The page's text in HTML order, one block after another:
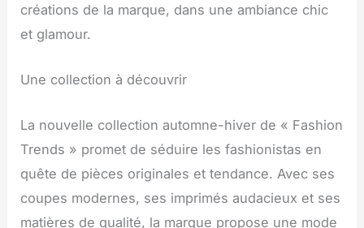
créations de la marque, dans une ambiance chic
et glamour.
Une collection à découvrir
La nouvelle collection automne-hiver de « Fashion
Trends » promet de séduire les fashionistas en
quête de pièces originales et tendance. Avec ses
coupes modernes, ses imprimés audacieux et ses
matières de qualité, la marque propose une mode